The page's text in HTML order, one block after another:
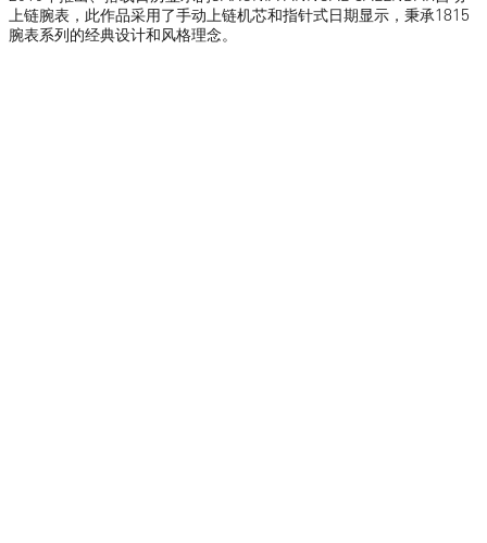
上链腕表，此作品采用了手动上链机芯和指针式日期显示，秉承1815
腕表系列的经典设计和风格理念。